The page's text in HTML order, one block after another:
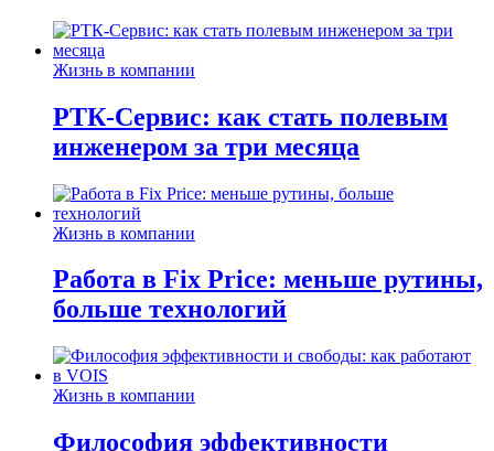
Жизнь в компании
РТК-Сервис: как стать полевым
инженером за три месяца
Жизнь в компании
Работа в Fix Price: меньше рутины,
больше технологий
Жизнь в компании
Философия эффективности